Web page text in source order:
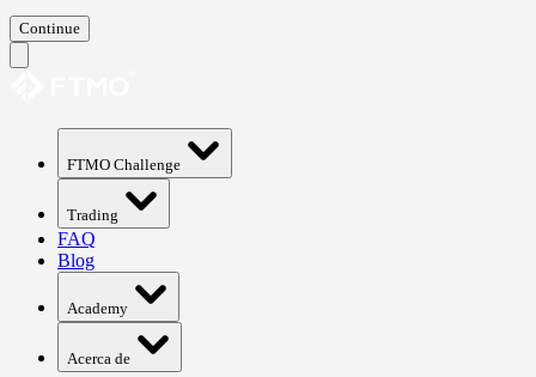
Continue
FTMO Challenge
Trading
FAQ
Blog
Academy
Acerca de